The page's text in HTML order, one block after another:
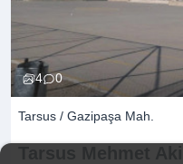
4 0
Tarsus / Gazipaşa Mah.